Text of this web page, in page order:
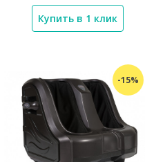
Купить в 1 клик
-15%